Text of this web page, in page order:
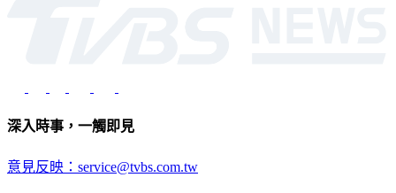
深入時事，一觸即見
意見反映：service@tvbs.com.tw